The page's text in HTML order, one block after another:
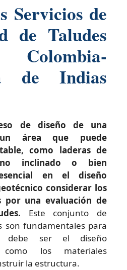
Servicios de
de Taludes
de Indias
de diseño de una
área que puede
como laderas de
inclinado o bien
en el diseño
considerar los
por una evaluación de
Este conjunto de
son fundamentales para
debe ser el diseño
los materiales
la estructura.